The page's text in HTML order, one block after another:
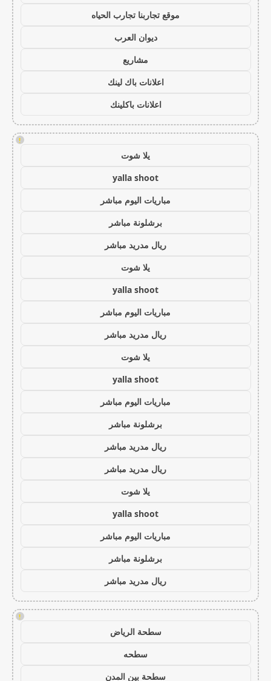
موقع تجاربنا تجارب الحياه
ديوان العرب
مشاريع
اعلانات باك لينك
اعلانات باكلينك
!
يلا شوت
yalla shoot
مباريات اليوم مباشر
برشلونة مباشر
ريال مدريد مباشر
يلا شوت
yalla shoot
مباريات اليوم مباشر
ريال مدريد مباشر
يلا شوت
yalla shoot
مباريات اليوم مباشر
برشلونة مباشر
ريال مدريد مباشر
ريال مدريد مباشر
يلا شوت
yalla shoot
مباريات اليوم مباشر
برشلونة مباشر
ريال مدريد مباشر
!
سطحة الرياض
سطحه
سطحة بين المدن